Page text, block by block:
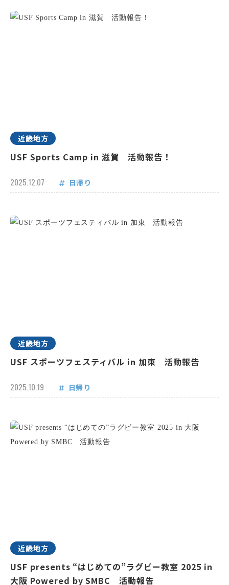
近畿地方
USF Sports Camp in 滋賀 活動報告！
2025.12.07 日帰り
近畿地方
USF スポーツフェスティバル in 加東 活動報告
2025.10.19 日帰り
近畿地方
USF presents “はじめての”ラグビー教室 2025 in
大阪 Powered by SMBC 活動報告